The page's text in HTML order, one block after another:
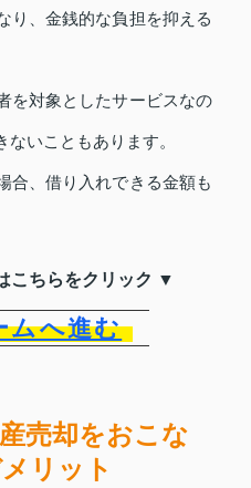
り、金銭的な負担を抑える
を対象としたサービスなの
いこともあります。
合、借り入れできる金額も
こちらをクリック ▼
ムへ進む
売却をおこな
リット